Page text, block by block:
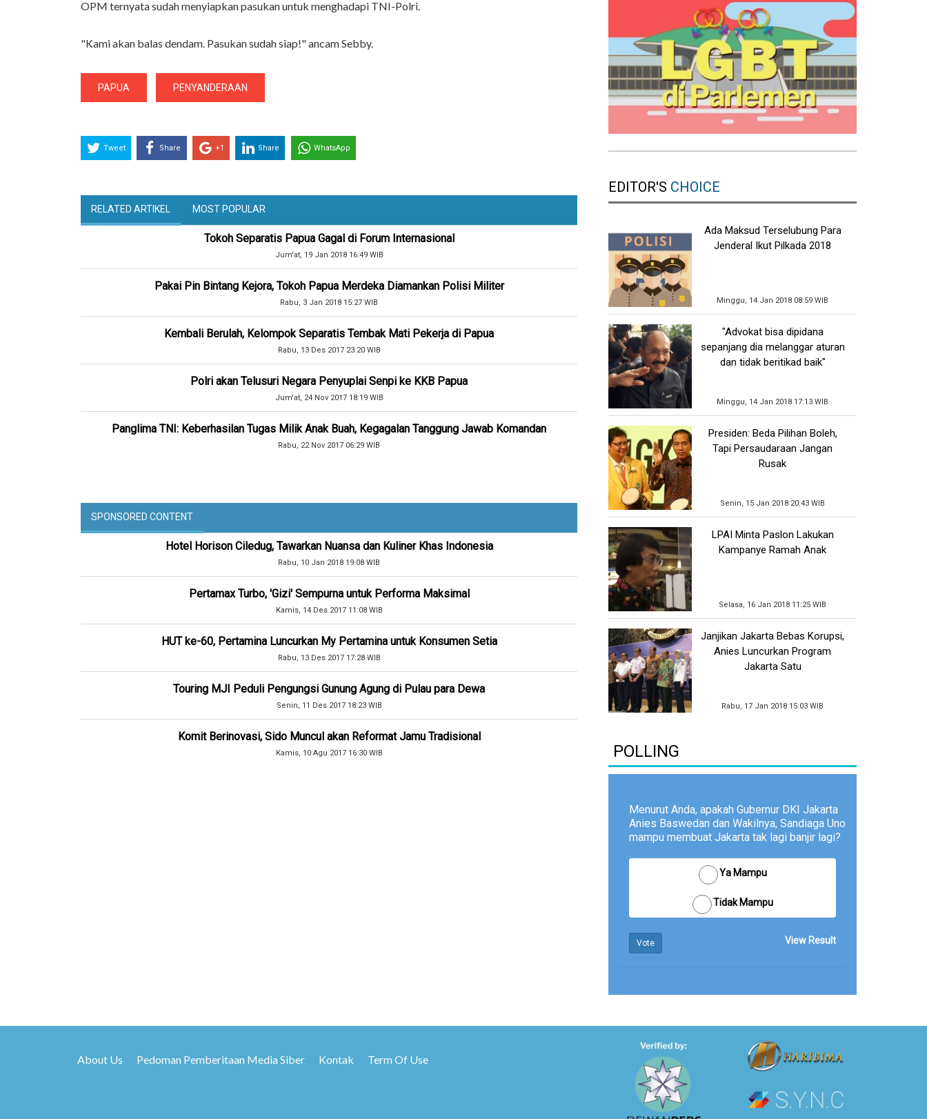
OPM ternyata sudah menyiapkan pasukan untuk menghadapi TNI-Polri.
"Kami akan balas dendam. Pasukan sudah siap!" ancam Sebby.
PAPUA PENYANDERAAN
Tweet Share +1 Share WhatsApp
RELATED ARTIKEL MOST POPULAR
Tokoh Separatis Papua Gagal di Forum Internasional
Jum'at, 19 Jan 2018 16:49 WIB
Pakai Pin Bintang Kejora, Tokoh Papua Merdeka Diamankan Polisi Militer
Rabu, 3 Jan 2018 15:27 WIB
Kembali Berulah, Kelompok Separatis Tembak Mati Pekerja di Papua
Rabu, 13 Des 2017 23:20 WIB
Polri akan Telusuri Negara Penyuplai Senpi ke KKB Papua
Jum'at, 24 Nov 2017 18:19 WIB
Panglima TNI: Keberhasilan Tugas Milik Anak Buah, Kegagalan Tanggung Jawab Komandan
Rabu, 22 Nov 2017 06:29 WIB
SPONSORED CONTENT
Hotel Horison Ciledug, Tawarkan Nuansa dan Kuliner Khas Indonesia
Rabu, 10 Jan 2018 19:08 WIB
Pertamax Turbo, 'Gizi' Sempurna untuk Performa Maksimal
Kamis, 14 Des 2017 11:08 WIB
HUT ke-60, Pertamina Luncurkan My Pertamina untuk Konsumen Setia
Rabu, 13 Des 2017 17:28 WIB
Touring MJI Peduli Pengungsi Gunung Agung di Pulau para Dewa
Senin, 11 Des 2017 18:23 WIB
Komit Berinovasi, Sido Muncul akan Reformat Jamu Tradisional
Kamis, 10 Agu 2017 16:30 WIB
EDITOR'S CHOICE
Ada Maksud Terselubung Para
Jenderal Ikut Pilkada 2018
Minggu, 14 Jan 2018 08:59 WIB
"Advokat bisa dipidana
sepanjang dia melanggar aturan
dan tidak beritikad baik"
Minggu, 14 Jan 2018 17:13 WIB
Presiden: Beda Pilihan Boleh,
Tapi Persaudaraan Jangan
Rusak
Senin, 15 Jan 2018 20:43 WIB
LPAI Minta Paslon Lakukan
Kampanye Ramah Anak
Selasa, 16 Jan 2018 11:25 WIB
Janjikan Jakarta Bebas Korupsi,
Anies Luncurkan Program
Jakarta Satu
Rabu, 17 Jan 2018 15:03 WIB
POLLING
Menurut Anda, apakah Gubernur DKI Jakarta
Anies Baswedan dan Wakilnya, Sandiaga Uno
mampu membuat Jakarta tak lagi banjir lagi?
Ya Mampu
Tidak Mampu
Vote View Result
About Us Pedoman Pemberitaan Media Siber Kontak Term Of Use